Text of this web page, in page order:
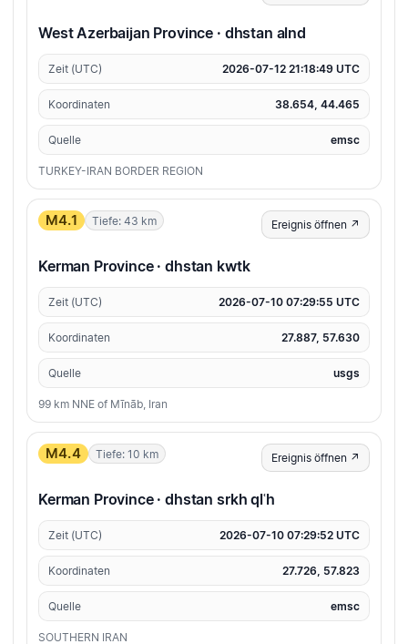
West Azerbaijan Province · dhstan alnd
Zeit (UTC) 2026-07-12 21:18:49 UTC
Koordinaten 38.654, 44.465
Quelle emsc
TURKEY-IRAN BORDER REGION
M4.1 Tiefe: 43 km Ereignis öffnen ↗
Kerman Province · dhstan kwtk
Zeit (UTC) 2026-07-10 07:29:55 UTC
Koordinaten 27.887, 57.630
Quelle usgs
99 km NNE of Mīnāb, Iran
M4.4 Tiefe: 10 km Ereignis öffnen ↗
Kerman Province · dhstan srkh qlʿh
Zeit (UTC) 2026-07-10 07:29:52 UTC
Koordinaten 27.726, 57.823
Quelle emsc
SOUTHERN IRAN